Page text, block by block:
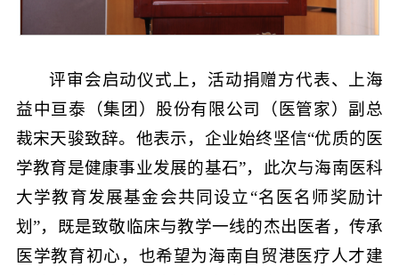
评审会启动仪式上，活动捐赠方代表、上海
益中亘泰（集团）股份有限公司（医管家）副总
裁宋天骏致辞。他表示，企业始终坚信“优质的医
学教育是健康事业发展的基石”，此次与海南医科
大学教育发展基金会共同设立“名医名师奖励计
划”，既是致敬临床与教学一线的杰出医者，传承
医学教育初心，也希望为海南自贸港医疗人才建